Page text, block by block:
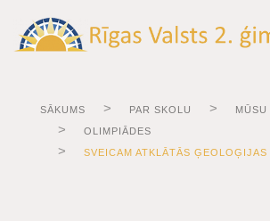
SĀKUMS PAR SKOLU
MŪSU
OLIMPIĀDES
SVEICAM ATKLĀTĀS